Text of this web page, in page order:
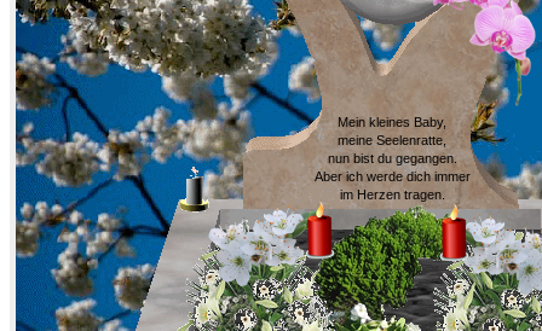
Mein kleines Baby,
meine Seelenratte,
nun bist du gegangen.
Aber ich werde dich immer
im Herzen tragen.